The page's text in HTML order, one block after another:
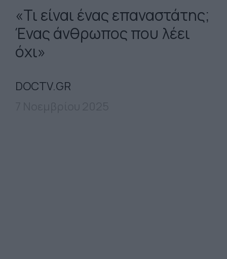
«Τι είναι ένας επαναστάτης;
Ένας άνθρωπος που λέει
όχι»
DOCTV.GR